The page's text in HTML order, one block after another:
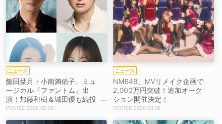
ニュース
飯田栞月・小南満佑子、ミュ
ージカル『ファントム』出
演！加藤和樹＆城田優も続投
【コメントあり】
2026.08.06
ニュース
NMB48、MVリメイク企画で
2,000万円突破！追加オーク
ション開催決定！
2026.08.06